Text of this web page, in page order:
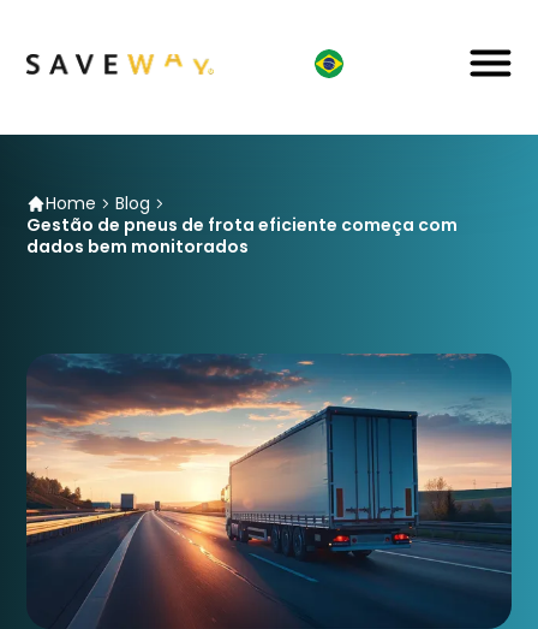
Home
Blog
Gestão de pneus de frota eficiente começa com
dados bem monitorados